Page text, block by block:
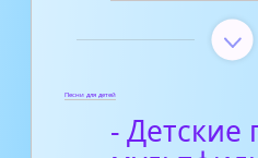
Песни для детей
- Детские